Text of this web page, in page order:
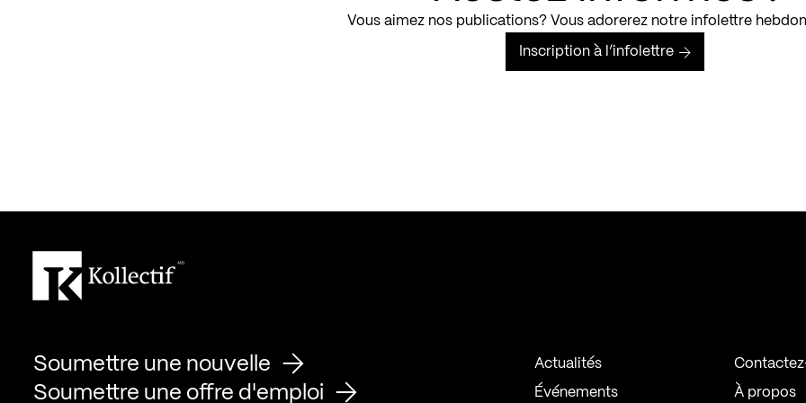
Vous aimez nos publications? Vous adorerez notre infolettre
Inscription à l’infolettre
Soumettre une nouvelle
Soumettre une offre d'emploi
Actualités
Événements À propos